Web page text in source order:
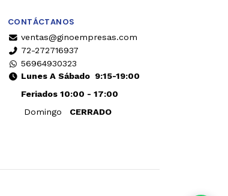
CONTÁCTANOS
ventas@ginoempresas.com
72-272716937
56964930323
Lunes A Sábado9:15-19:00
Feriados 10:00 - 17:00
Domingo
CERRADO